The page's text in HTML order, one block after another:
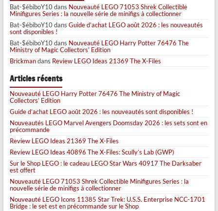
Bat-$ébiboY10dans Nouveauté LEGO 71053 Shrek Collectible
Minifigures Series : la nouvelle série de minifigs à collectionner
Bat-$ébiboY10dans Guide d’achat LEGO août 2026 : les nouveautés
sont disponibles !
Bat-$ébiboY10dans Nouveauté LEGO Harry Potter 76476 The
Ministry of Magic Collectors’ Edition
Brickmandans Review LEGO Ideas 21369 The X-Files
Articles récents
Nouveauté LEGO Harry Potter 76476 The Ministry of Magic
Collectors’ Edition
Guide d’achat LEGO août 2026 : les nouveautés sont disponibles !
Nouveautés LEGO Marvel Avengers Doomsday 2026 : les sets sont en
précommande
Review LEGO Ideas 21369 The X-Files
Review LEGO Ideas 40896 The X-Files: Scully’s Lab (GWP)
Sur le Shop LEGO : le cadeau LEGO Star Wars 40917 The Darksaber
est offert
Nouveauté LEGO 71053 Shrek Collectible Minifigures Series : la
nouvelle série de minifigs à collectionner
Nouveauté LEGO Icons 11385 Star Trek: U.S.S. Enterprise NCC-1701
Bridge : le set est en précommande sur le Shop